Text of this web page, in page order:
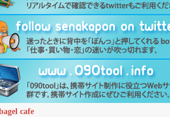
cafe